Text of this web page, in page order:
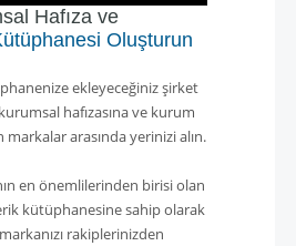
Hafıza ve
Oluşturun
ekleyeceğiniz şirket
hafızasına ve kurum
arasında yerinizi alın.
en önemlilerinden birisi olan
kütüphanesine sahip olarak
rakiplerinizden